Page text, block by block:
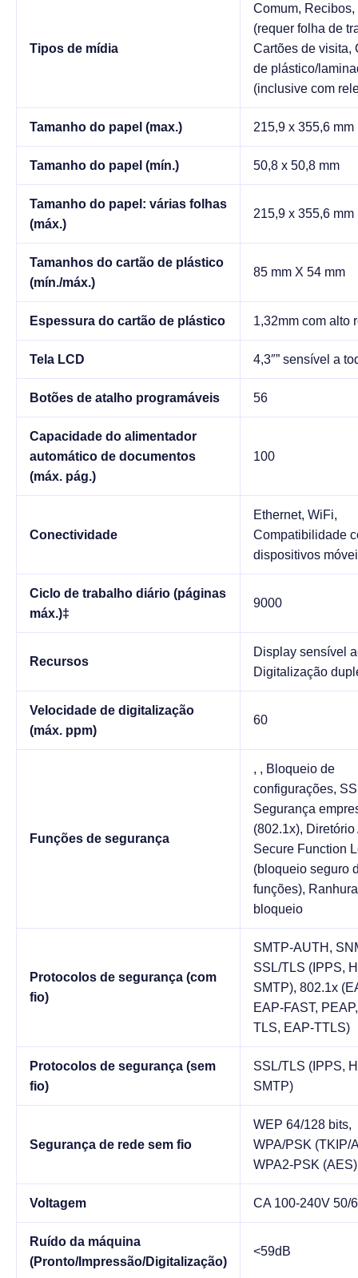
Tipos de mídia
Comum, Recibos,
(requer folha de
Cartões de visita,
de plástico/
(inclusive com
Tamanho do papel (max.) 215,9 x 355,6 mm
Tamanho do papel (mín.) 50,8 x 50,8 mm
Tamanho do papel: várias folhas
(máx.)
215,9 x 355,6 mm
Tamanhos do cartão de plástico
(mín./máx.)
85 mm X 54 mm
Espessura do cartão de plástico 1,32mm com alto
Tela LCD 4,3″” sensível a
Botões de atalho programáveis 56
Capacidade do alimentador
automático de documentos
(máx. pág.)
100
Conectividade
Ethernet, WiFi,
Compatibilidade
dispositivos
Ciclo de trabalho diário (páginas
máx.)‡
9000
Recursos
Display sensível
Digitalização
Velocidade de digitalização
(máx. ppm)
60
Funções de segurança
, , Bloqueio de
configurações,
Segurança
(802.1x), Diretório
Secure Function
(bloqueio seguro
funções),
bloqueio
Protocolos de segurança (com
fio)
SMTP-AUTH,
SSL/TLS (IPPS,
SMTP), 802.1x
EAP-FAST,
TLS, EAP-TTLS)
Protocolos de segurança (sem
fio)
SSL/TLS (IPPS,
SMTP)
Segurança de rede sem fio
WEP 64/128 bits,
WPA/PSK (TKIP/
WPA2-PSK (AES)
Voltagem CA 100-240V 50/
Ruído da máquina
(Pronto/Impressão/Digitalização)
<59dB